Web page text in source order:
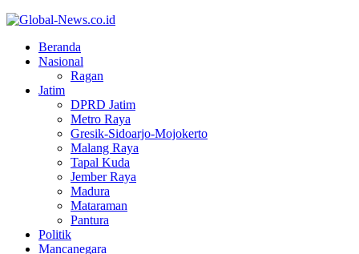
Beranda
Nasional
Ragan
Jatim
DPRD Jatim
Metro Raya
Gresik-Sidoarjo-Mojokerto
Malang Raya
Tapal Kuda
Jember Raya
Madura
Mataraman
Pantura
Politik
Mancanegara